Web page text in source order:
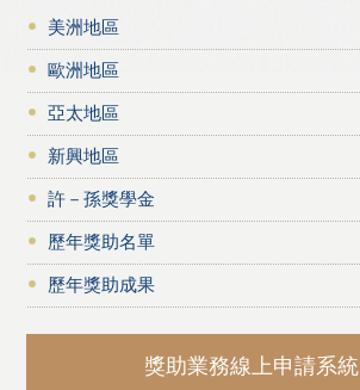
美洲地區
歐洲地區
亞太地區
新興地區
許－孫獎學金
歷年獎助名單
歷年獎助成果
獎助業務線上申請系統